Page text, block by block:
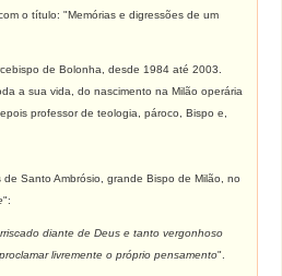
o título: "Memórias e digressões de um
de Bolonha, desde 1984 até 2003.
a sua vida, do nascimento na Milão operária
professor de teologia, pároco, Bispo e,
Santo Ambrósio, grande Bispo de Milão, no
":
diante de Deus e tanto vergonhoso
livremente o próprio pensamento".